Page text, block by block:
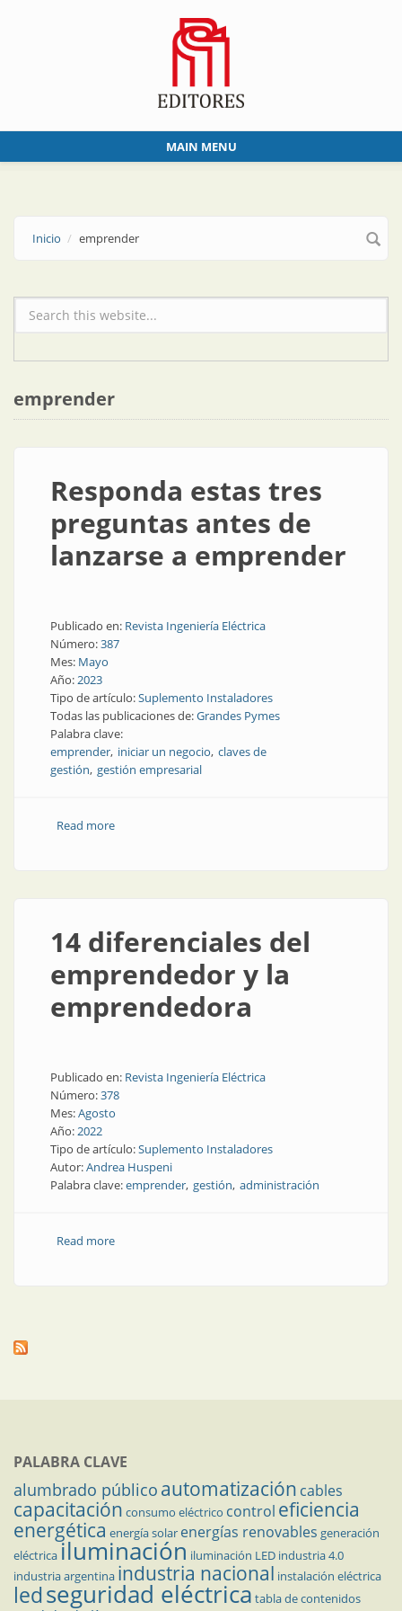
MAIN MENU
Inicio emprender
Formulario de búsqueda
emprender
Responda estas tres
preguntas antes de
lanzarse a emprender
Publicado en: Revista Ingeniería Eléctrica
Número:387
Mes: Mayo
Año:2023
Tipo de artículo:Suplemento Instaladores
Todas las publicaciones de:Grandes Pymes
Palabra clave:
emprender iniciar un negocio claves de
gestión gestión empresarial
Read moreabout Responda estas tres preguntas antes de
14 diferenciales del
emprendedor y la
emprendedora
Publicado en: Revista Ingeniería Eléctrica
Número:378
Mes:Agosto
Año:2022
Tipo de artículo:Suplemento Instaladores
Autor:Andrea Huspeni
Palabra clave:emprender gestión administración
Read moreabout 14 diferenciales del emprendedor y la
PALABRA CLAVE
alumbrado público automatización cables
capacitación consumo eléctrico control eficiencia
energética energía solar energías renovables generación
eléctricailuminación iluminación LED industria 4.0
industria argentina industria nacional instalación eléctrica
ledseguridad eléctrica tabla de contenidos